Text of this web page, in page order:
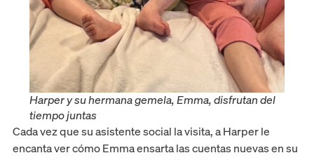
Harper y su hermana gemela, Emma, disfrutan del
tiempo juntas
Cada vez que su asistente social la visita, a Harper le
encanta ver cómo Emma ensarta las cuentas nuevas en su